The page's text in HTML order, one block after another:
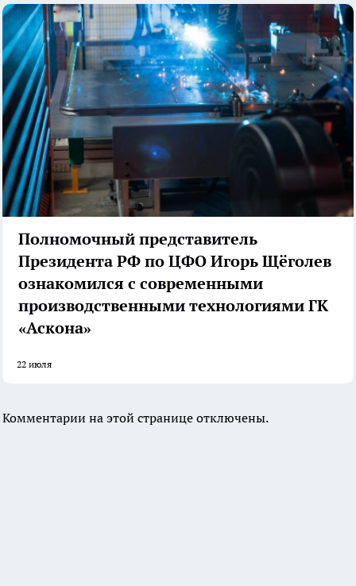
Полномочный представитель
Президента РФ по ЦФО Игорь Щёголев
ознакомился с современными
производственными технологиями ГК
«Аскона»
22 июля
Комментарии на этой странице отключены.